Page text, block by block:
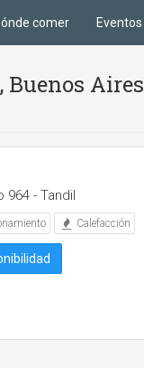
comer Eventos
Aires
964 - Tandil
Calefacción